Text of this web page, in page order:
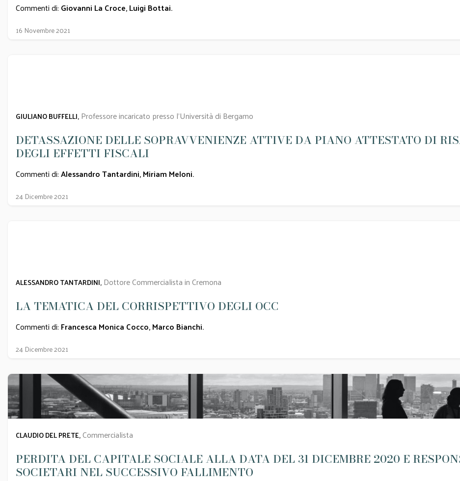
Commenti di: Giovanni La Croce,Luigi Bottai.
16 Novembre 2021
GIULIANO BUFFELLI, Professore incaricato presso l'Università di Bergamo
DETASSAZIONE DELLE SOPRAVVENIENZE ATTIVE DA PIANO ATTESTATO DI
DEGLI EFFETTI FISCALI
Commenti di:Alessandro Tantardini,Miriam Meloni.
24 Dicembre 2021
ALESSANDRO TANTARDINI, Dottore Commercialista in Cremona
LA TEMATICA DEL CORRISPETTIVO DEGLI OCC
Commenti di: Francesca Monica Cocco,Marco Bianchi.
24 Dicembre 2021
CLAUDIO DEL PRETE,Commercialista
PERDITA DEL CAPITALE SOCIALE ALLA DATA DEL 31 DICEMBRE 2020 E
SOCIETARI NEL SUCCESSIVO FALLIMENTO